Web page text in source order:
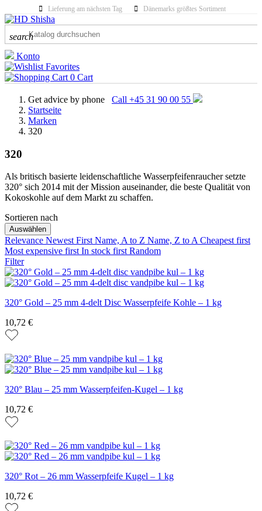
Lieferung am nächsten Tag Dänemarks größtes Sortiment
search
Konto
Favorites
0 Cart
Get advice by phone
Call +45 31 90 00 55
Startseite
Marken
320
320
Als britisch basierte leidenschaftliche Wasserpfeifenraucher setzte
320° sich 2014 mit der Mission auseinander, die beste Qualität von
Kokoskohle auf dem Markt zu schaffen.
KATEGORIEN
PRICE
Sortieren nach
Auswählen
Relevance Newest FirstName, A to Z Name, Z to ACheapest first
Most expensive firstIn stock firstRandom
Filter
320° Gold – 25 mm 4-delt Disc Wasserpfeife Kohle – 1 kg
10,72 €
320° Blau – 25 mm Wasserpfeifen-Kugel – 1 kg
10,72 €
320° Rot – 26 mm Wasserpfeife Kugel – 1 kg
10,72 €